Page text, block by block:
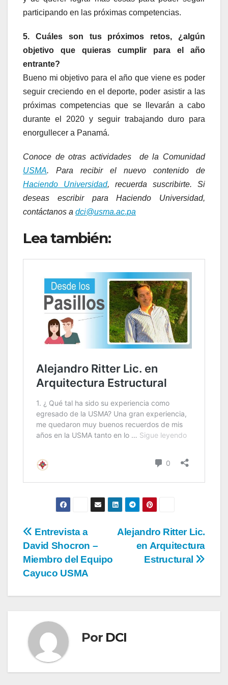
participando en las próximas competencias.
5. Cuáles son tus próximos retos, ¿algún
objetivo que quieras cumplir para el año
entrante?
Bueno mi objetivo para el año que viene es poder
seguir creciendo en el deporte, poder asistir a las
próximas competencias que se llevarán a cabo
durante el 2020 y seguir trabajando duro para
enorgullecer a Panamá.
Conoce de otras actividades de la Comunidad
USMA. Para recibir el nuevo contenido de
Haciendo Universidad, recuerda suscribirte. Si
deseas escribir para Haciendo Universidad,
contáctanos a dci@usma.ac.pa
Lea también:
Alejandro Ritter Lic.
en Arquitectura
Estructural
Entrevista a
David Shocron –
Miembro del Equipo
Cayuco USMA
Por DCI